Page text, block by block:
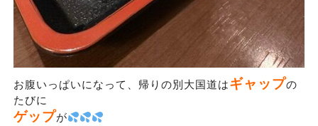
お腹いっぱいになって、帰りの別大国道はギャップの
たびに
ゲップが